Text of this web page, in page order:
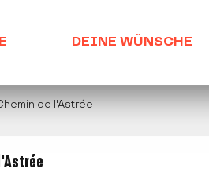
DEINE WÜNSCHE
de l'Astrée